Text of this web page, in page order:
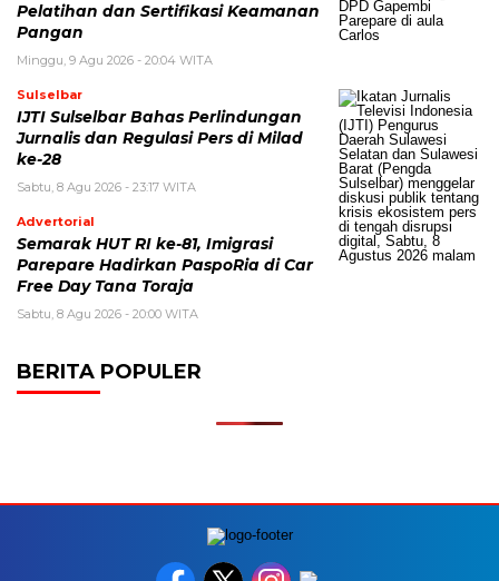
Pelatihan dan Sertifikasi Keamanan
Pangan
Minggu, 9 Agu 2026 - 20:04 WITA
Sulselbar
IJTI Sulselbar Bahas Perlindungan
Jurnalis dan Regulasi Pers di Milad
ke-28
Sabtu, 8 Agu 2026 - 23:17 WITA
Advertorial
Semarak HUT RI ke-81, Imigrasi
Parepare Hadirkan PaspoRia di Car
Free Day Tana Toraja
Sabtu, 8 Agu 2026 - 20:00 WITA
BERITA POPULER